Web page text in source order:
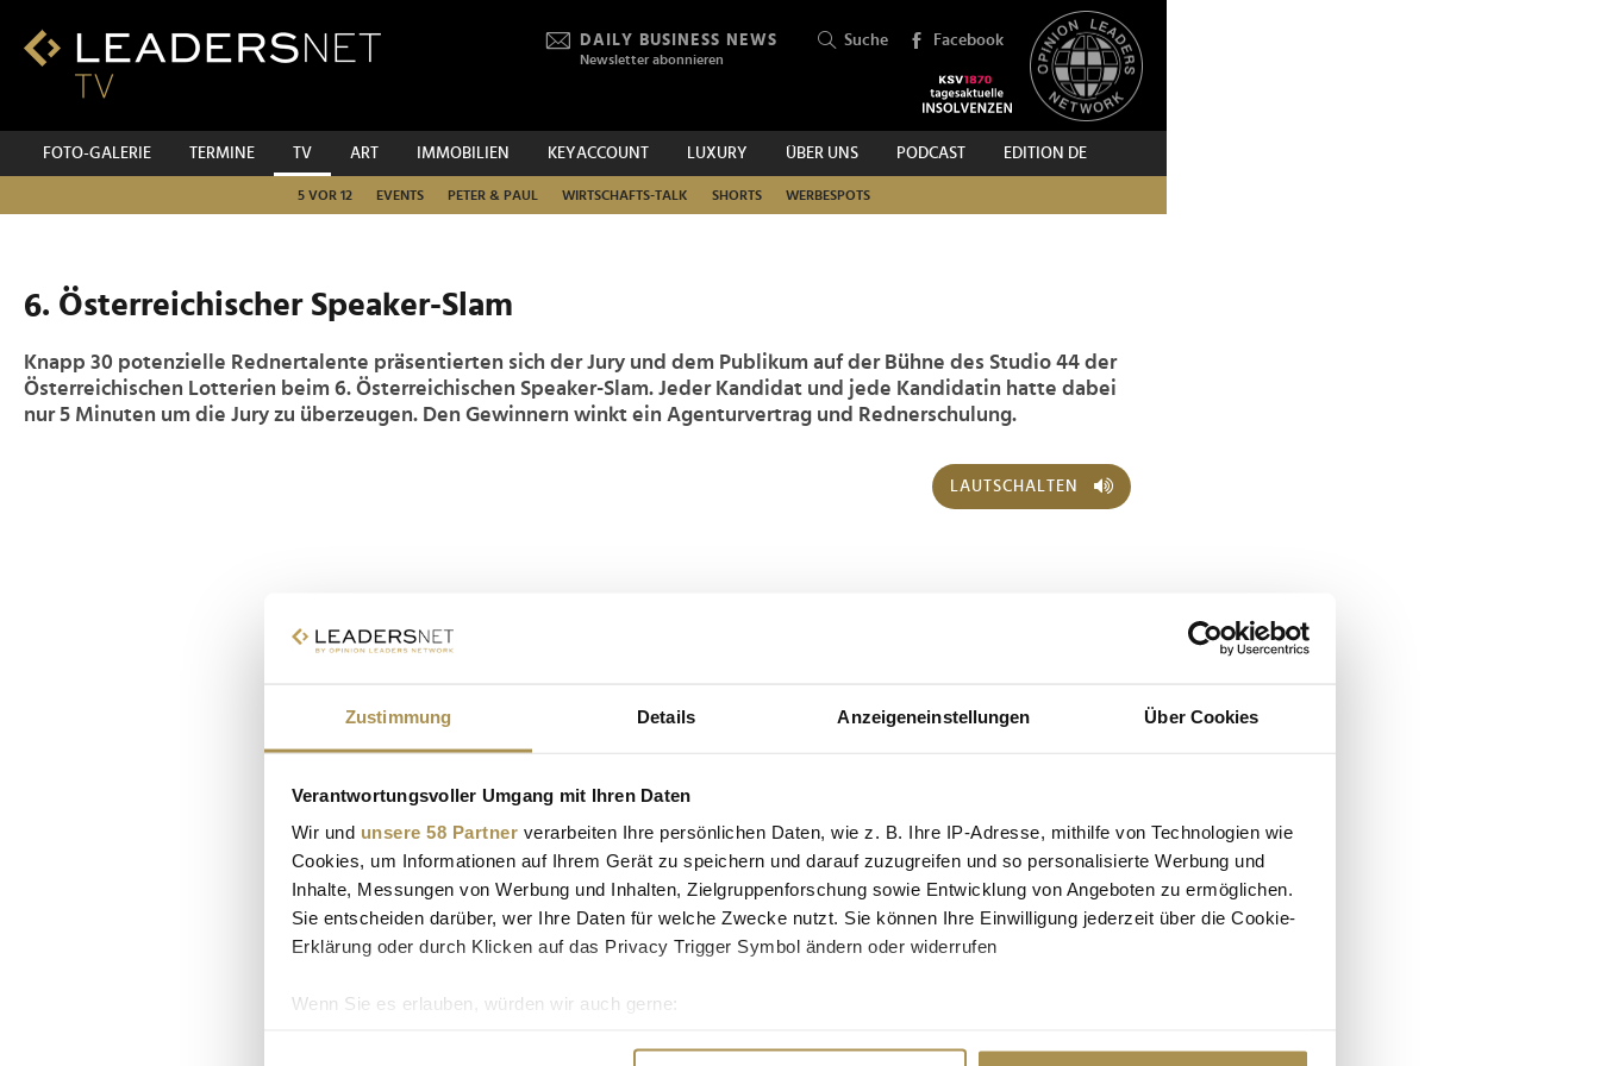
Zustimmung Details Anzeigeneinstellungen Über Cookies
Verantwortungsvoller Umgang mit Ihren Daten
Wir und unsere 58 Partner verarbeiten Ihre persönlichen Daten, wie z. B. Ihre IP-Adresse, mithilfe von Technologien wie
Cookies, um Informationen auf Ihrem Gerät zu speichern und darauf zuzugreifen und so personalisierte Werbung und
Inhalte, Messungen von Werbung und Inhalten, Zielgruppenforschung sowie Entwicklung von Angeboten zu ermöglichen.
Sie entscheiden darüber, wer Ihre Daten für welche Zwecke nutzt. Sie können Ihre Einwilligung jederzeit über die Cookie-
Erklärung oder durch Klicken auf das Privacy Trigger Symbol ändern oder widerrufen
Wenn Sie es erlauben, würden wir auch gerne:
Inhalt
DAILY BUSINESS NEWS
Newsletter abonnieren
Suche Facebook
FOTO-GALERIE TERMINE TV ART IMMOBILIEN KEYACCOUNT LUXURY ÜBER UNS PODCAST EDITION DE
5 VOR 12 EVENTS PETER & PAUL WIRTSCHAFTS-TALK SHORTS WERBESPOTS
SUCHEN
6. Österreichischer Speaker-Slam
Knapp 30 potenzielle Rednertalente präsentierten sich der Jury und dem Publikum auf der Bühne des Studio 44 der
Österreichischen Lotterien beim 6. Österreichischen Speaker-Slam. Jeder Kandidat und jede Kandidatin hatte dabei
nur 5 Minuten um die Jury zu überzeugen. Den Gewinnern winkt ein Agenturvertrag und Rednerschulung.
LAUTSCHALTEN